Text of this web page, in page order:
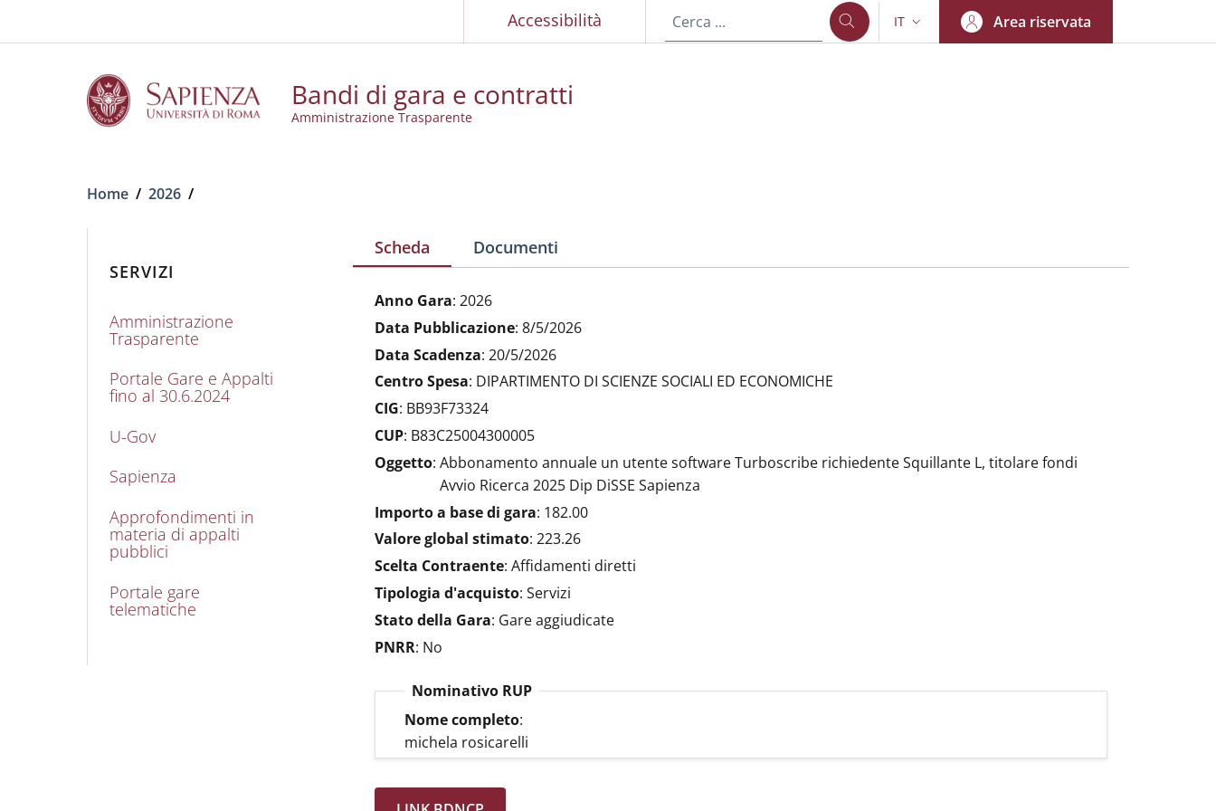
Accessibilità SELETTORE LINGUA: CURRENT LANGUAGE
IT Area riservata
Bandi di gara e contratti
Amministrazione Trasparente
Briciole di pane
Home / 2026 /
SERVIZI
Amministrazione
Trasparente
Portale Gare e Appalti
fino al 30.6.2024
U-Gov
Sapienza
Approfondimenti in
materia di appalti
pubblici
Portale gare
telematiche
Scheda Documenti
Anno Gara: 2026
Data Pubblicazione: 8/5/2026
Data Scadenza: 20/5/2026
Centro Spesa: DIPARTIMENTO DI SCIENZE SOCIALI ED ECONOMICHE
CIG: BB93F73324
CUP: B83C25004300005
Oggetto: Abbonamento annuale un utente software Turboscribe richiedente Squillante L, titolare fondi
Avvio Ricerca 2025 Dip DiSSE Sapienza
Importo a base di gara: 182.00
Valore global stimato: 223.26
Scelta Contraente: Affidamenti diretti
Tipologia d'acquisto: Servizi
Stato della Gara: Gare aggiudicate
PNRR: No
Nominativo RUP
Nome completo:
michela rosicarelli